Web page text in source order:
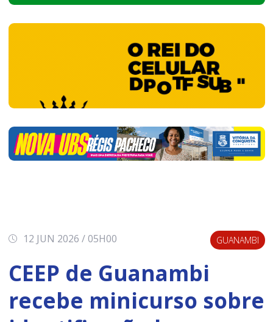
12 JUN 2026 / 05H00 GUANAMBI
CEEP de Guanambi
recebe minicurso sobre